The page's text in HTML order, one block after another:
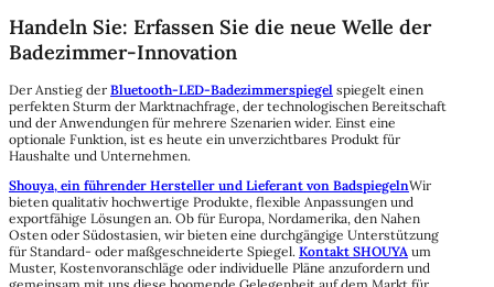
Handeln Sie: Erfassen Sie die neue Welle der
Badezimmer-Innovation
Der Anstieg der Bluetooth-LED-Badezimmerspiegel spiegelt einen
perfekten Sturm der Marktnachfrage, der technologischen Bereitschaft
und der Anwendungen für mehrere Szenarien wider. Einst eine
optionale Funktion, ist es heute ein unverzichtbares Produkt für
Haushalte und Unternehmen.
Shouya, ein führender Hersteller und Lieferant von BadspiegelnWir
bieten qualitativ hochwertige Produkte, flexible Anpassungen und
exportfähige Lösungen an. Ob für Europa, Nordamerika, den Nahen
Osten oder Südostasien, wir bieten eine durchgängige Unterstützung
für Standard- oder maßgeschneiderte Spiegel. Kontakt SHOUYA um
Muster, Kostenvoranschläge oder individuelle Pläne anzufordern und